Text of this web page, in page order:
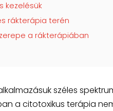
kezelésük
rákterápia terén
a rákterápiában
széles
a citotoxikus terápia